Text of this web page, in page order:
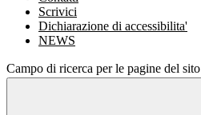
Scrivici
Dichiarazione di accessibilita'
NEWS
Campo di ricerca per le pagine del sito